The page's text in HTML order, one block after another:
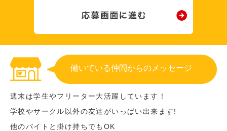
働いている仲間からのメッセージ
週末は学生やフリーター大活躍しています！
学校やサークル以外の友達がいっぱい出来ます!
他のバイトと掛け持ちでもOK